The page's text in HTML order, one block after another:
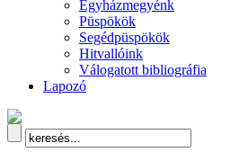
Egyházmegyénk
Püspökök
Segédpüspökök
Hitvallóink
Válogatott bibliográfia
Lapozó